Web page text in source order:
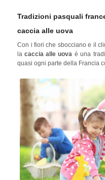
Tradizioni pasquali
caccia alle uova
Con i fiori che sbocciano e il
lacaccia alle uova è una
quasi ogni parte della Francia